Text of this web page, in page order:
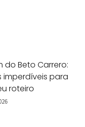
do Beto Carrero:
imperdíveis para
roteiro